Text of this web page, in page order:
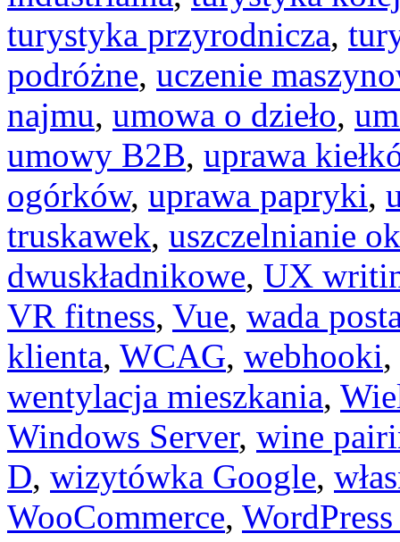
turystyka przyrodnicza,
podróżne, uczenie
najmu, umowa o dzieło,
umowy B2B, uprawa
ogórków, uprawa papryki,
truskawek, uszczelnianie
dwuskładnikowe, UX
VR fitness, Vue, wada
klienta, WCAG, webhooki,
wentylacja mieszkania,
Windows Server, wine
D, wizytówka Google,
WooCommerce,